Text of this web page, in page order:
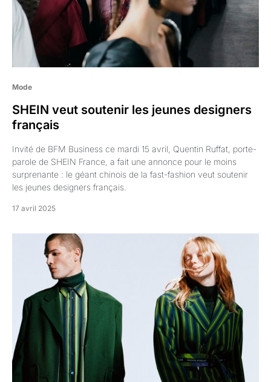
Mode
SHEIN veut soutenir les jeunes designers
français
Invité de BFM Business ce mardi 15 avril, Quentin Ruffat, porte-
parole de SHEIN France, a fait une annonce pour le moins
surprenante : le géant chinois de la fast-fashion veut soutenir
les jeunes designers français.
17 avril 2025